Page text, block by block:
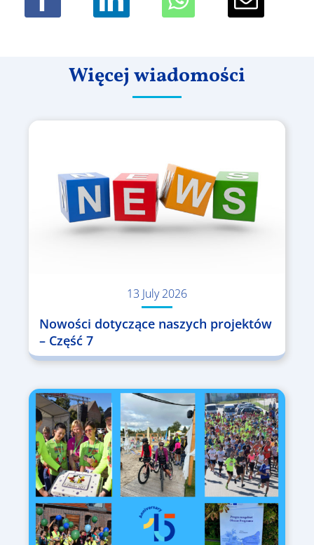
Więcej wiadomości
13 July 2026
Nowości dotyczące naszych projektów
– Część 7